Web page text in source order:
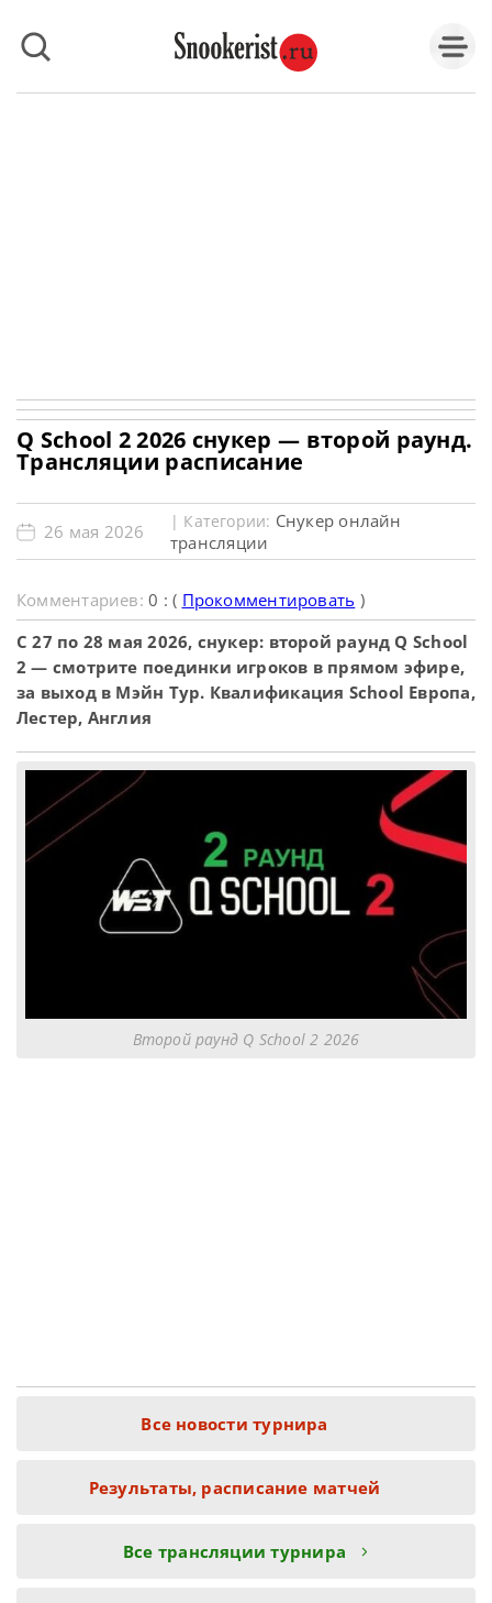
Q School 2 2026 снукер — второй раунд.
Трансляции расписание
26 мая 2026 | Категории: Снукер онлайн
трансляции
Комментариев:0 : ( Прокомментировать )
С 27 по 28 мая 2026, снукер: второй раунд Q School
2 — смотрите поединки игроков в прямом эфире,
за выход в Мэйн Тур. Квалификация School Европа,
Лестер, Англия
Второй раунд Q School 2 2026
Все новости турнира
Результаты, расписание матчей
Все трансляции турнира